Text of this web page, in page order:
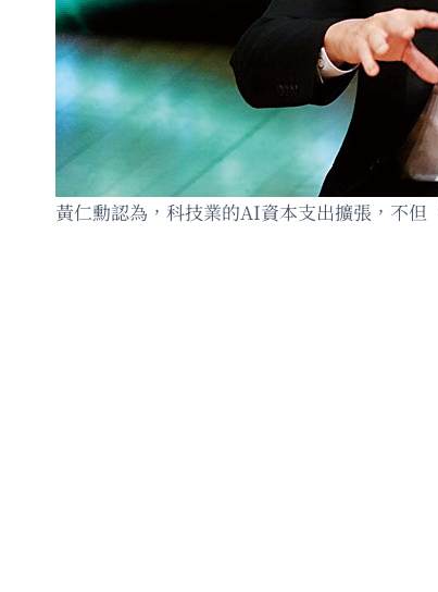
黃仁勳認為，科技業的AI資本支出擴張，不但